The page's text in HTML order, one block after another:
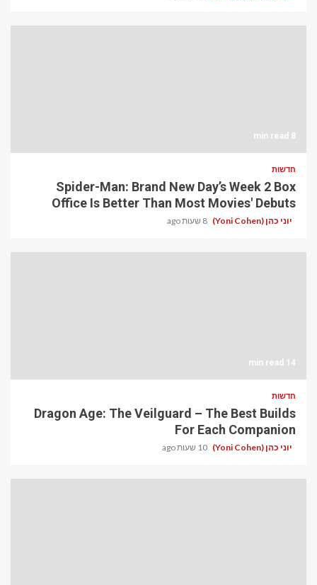
8 min read
חדשות
Spider-Man: Brand New Day’s Week 2 Box
Office Is Better Than Most Movies' Debuts
יוני כהן (Yoni Cohen) 8 שעות ago
14 min read
חדשות
Dragon Age: The Veilguard – The Best Builds
For Each Companion
יוני כהן (Yoni Cohen) 10 שעות ago